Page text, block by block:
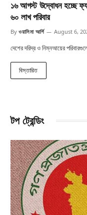
১৬ আগস্ট উদ্বোধন হচ্ছে
৬০ লাখ পরিবার
By ওয়াসিমা আর্শি August 6,
দেশের দরিদ্র ও নিম্নআয়ের
বিস্তারিত
টপ ট্রেন্ডিং